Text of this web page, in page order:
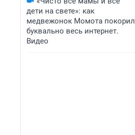
дети на свете»: как
медвежонок Момота покорил
буквально весь интернет.
Видео